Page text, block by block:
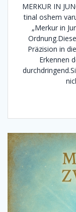
MERKUR IN
tinal oshem
„Merkur in
Präzision in
Erkennen